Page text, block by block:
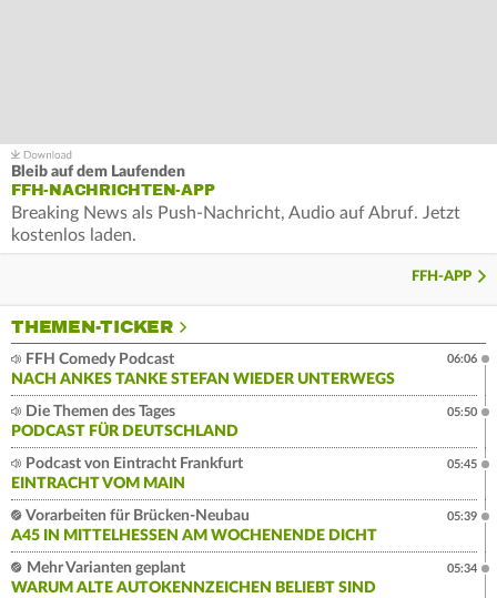
Bleib auf dem Laufenden
FFH-NACHRICHTEN-APP
Breaking News als Push-Nachricht, Audio auf Abruf. Jetzt
kostenlos laden.
FFH-APP
THEMEN-TICKER
FFH Comedy Podcast
NACH ANKES TANKE STEFAN WIEDER UNTERWEGS
06:06
Die Themen des Tages
PODCAST FÜR DEUTSCHLAND
05:50
Podcast von Eintracht Frankfurt
EINTRACHT VOM MAIN
05:45
Vorarbeiten für Brücken-Neubau
A45 IN MITTELHESSEN AM WOCHENENDE DICHT
05:39
Mehr Varianten geplant
WARUM ALTE AUTOKENNZEICHEN BELIEBT SIND
05:34